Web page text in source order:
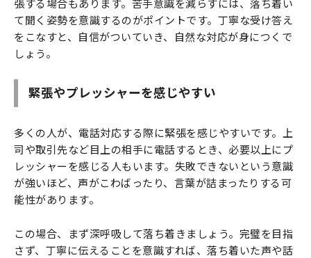
張する場合もあります。苦手意識を減らすには、落ち着い
て聞く姿勢を意識するのがポイントです。丁寧な受け答え
をこなすと、自信がついていき、自然な対応が身につくで
しょう。
緊張やプレッシャーを感じやすい
多くの人が、電話対応する際に緊張を感じやすいです。上
司や取引先など目上の相手に電話するとき、必要以上にプ
レッシャーを感じる人もいます。失敗できないという意識
が強いほど、声がこわばったり、言葉が詰まったりする可
能性があります。
この場合、まず深呼吸して落ち着きましょう。完璧を目指
さず、丁寧に伝えることを意識すれば、落ち着いた声や話